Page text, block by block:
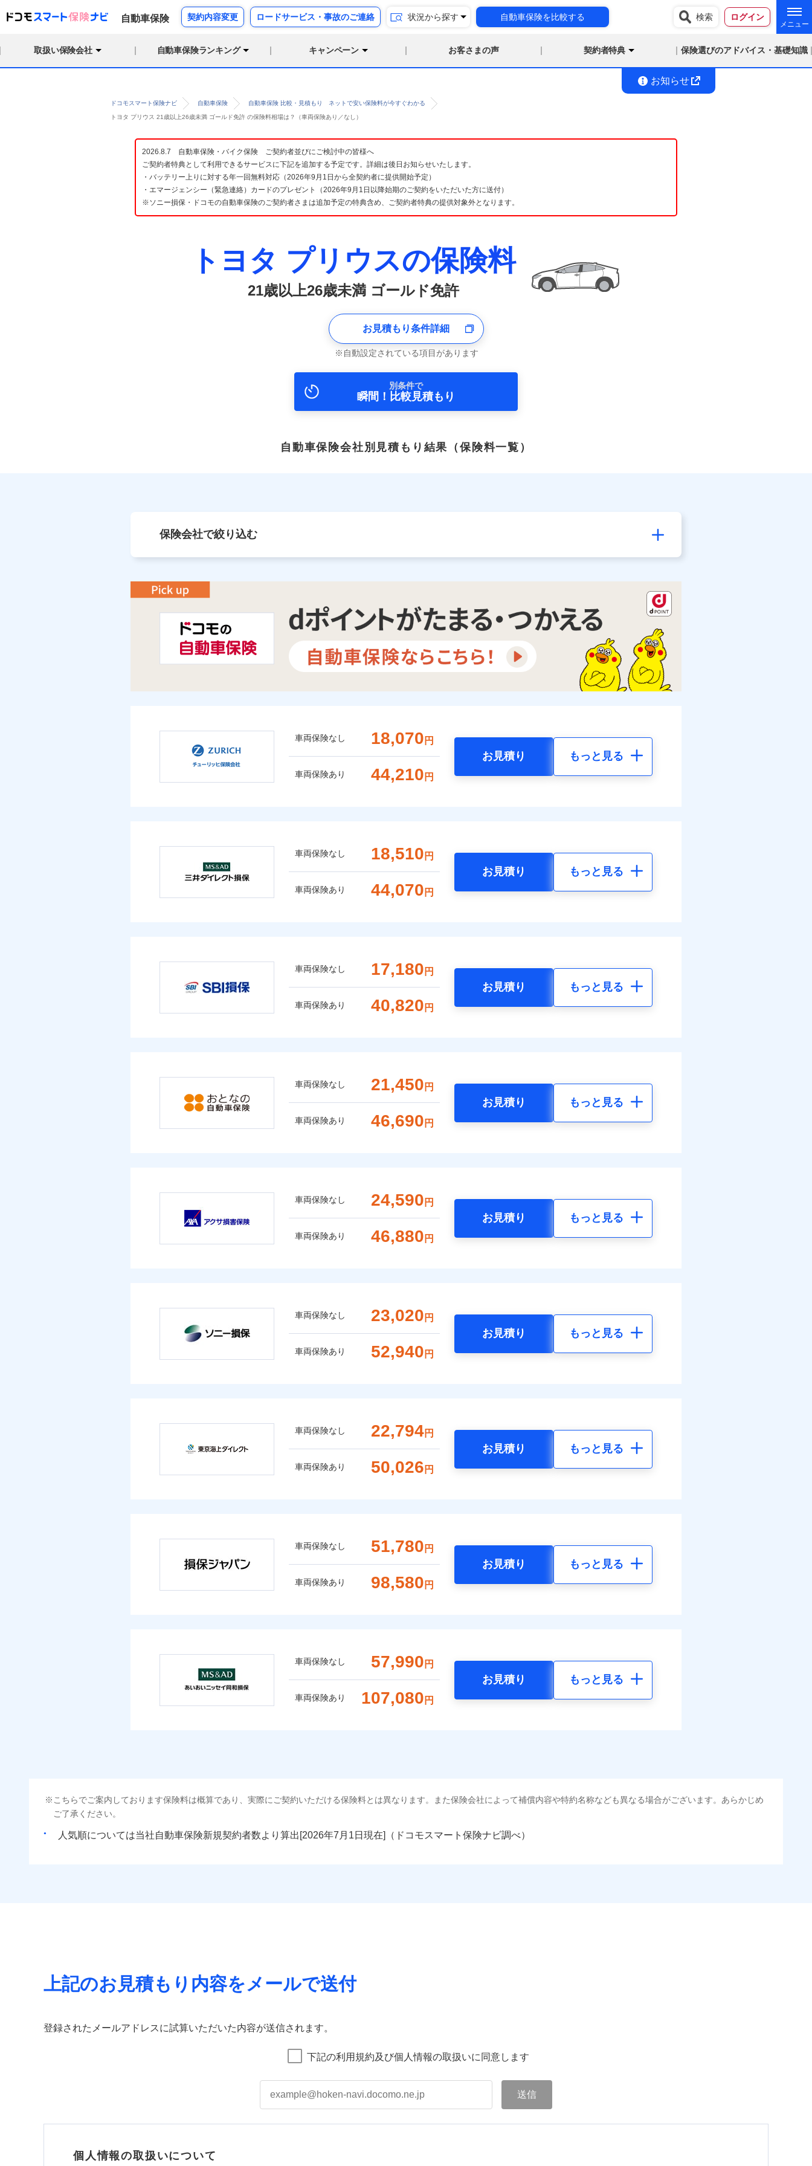
自動車保険 契約内容変更 ロードサービス・事故のご連絡 状況から探す 自動車保険を比較する 検索 ログイン
取扱い保険会社 自動車保険ランキング キャンペーン お客さまの声 契約者特典 保険選びのアドバイス・基礎知識
お知らせ
ドコモスマート保険ナビ 自動車保険 自動車保険 比較・見積もり ネットで安い保険料が今すぐわかる
トヨタ プリウス 21歳以上26歳未満 ゴールド免許 の保険料相場は？（車両保険あり／なし）
2026.8.7 自動車保険・バイク保険 ご契約者並びにご検討中の皆様へ
ご契約者特典として利用できるサービスに下記を追加する予定です。詳細は後日お知らせいたします。
・バッテリー上りに対する年一回無料対応（2026年9月1日から全契約者に提供開始予定）
・エマージェンシー（緊急連絡）カードのプレゼント（2026年9月1日以降始期のご契約をいただいた方に送付）
※ソニー損保・ドコモの自動車保険のご契約者さまは追加予定の特典含め、ご契約者特典の提供対象外となります。
トヨタ プリウスの保険料
21歳以上26歳未満 ゴールド免許
お見積もり条件詳細
自動設定されている項目があります
別条件で
瞬間！比較見積もり
自動車保険会社別見積もり結果 （保険料一覧）
保険会社で絞り込む
車両保険なし 18,070 円
車両保険あり 44,210 円
お見積り もっと見る
車両保険なし 18,510 円
車両保険あり 44,070 円
お見積り もっと見る
車両保険なし 17,180 円
車両保険あり 40,820 円
お見積り もっと見る
車両保険なし 21,450 円
車両保険あり 46,690 円
お見積り もっと見る
車両保険なし 24,590 円
車両保険あり 46,880 円
お見積り もっと見る
車両保険なし 23,020 円
車両保険あり 52,940 円
お見積り もっと見る
車両保険なし 22,794円
車両保険あり 50,026 円
お見積り もっと見る
車両保険なし 51,780 円
車両保険あり 98,580 円
お見積り もっと見る
車両保険なし 57,990 円
車両保険あり 107,080 円
お見積り もっと見る
こちらでご案内しております保険料は概算であり、実際にご契約いただける保険料とは異なります。また保険会社によって補償内容や特約名称なども異なる場合がございます。あらかじめ
ご了承ください。
人気順については当社 新規契約者数より算出[ 年 月 日現在]（ドコモスマート保険ナビ調べ）
上記のお見積もり内容をメールで送付
登録されたメールアドレスに試算いただいた内容が送信されます。
下記の利用規約及び個人情報の取扱いに同意します
個人情報の取扱いについて